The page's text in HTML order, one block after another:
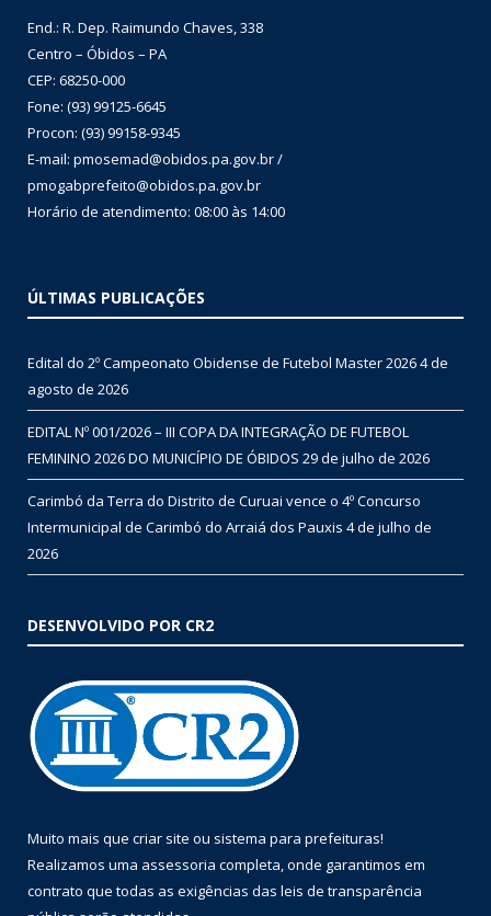
End.: R. Dep. Raimundo Chaves, 338
Centro – Óbidos – PA
CEP: 68250-000
Fone: (93) 99125-6645
Procon: (93) 99158-9345
E-mail: pmosemad@obidos.pa.gov.br /
pmogabprefeito@obidos.pa.gov.br
Horário de atendimento: 08:00 às 14:00
ÚLTIMAS PUBLICAÇÕES
Edital do 2º Campeonato Obidense de Futebol Master 20264 de
agosto de 2026
EDITAL Nº 001/2026 – III COPA DA INTEGRAÇÃO DE FUTEBOL
FEMININO 2026 DO MUNICÍPIO DE ÓBIDOS 29 de julho de 2026
Carimbó da Terra do Distrito de Curuai vence o 4º Concurso
Intermunicipal de Carimbó do Arraiá dos Pauxis 4 de julho de
2026
DESENVOLVIDO POR CR2
Muito mais que criar site ou sistema para prefeituras!
Realizamos uma assessoria completa, onde garantimos em
contrato que todas as exigências das leis de transparência